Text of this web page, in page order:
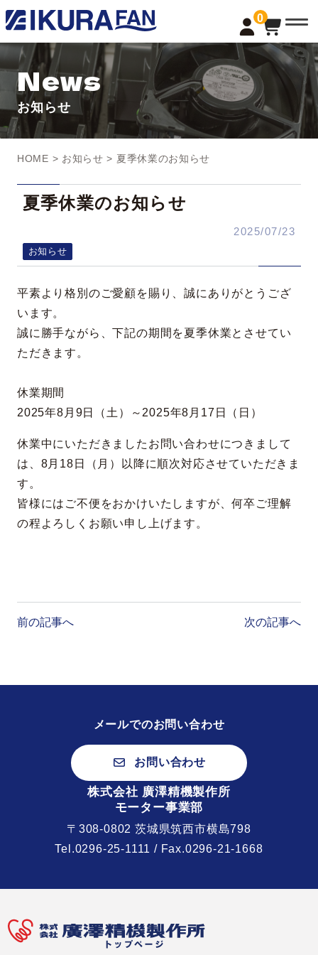
0
t
o
g
l
e
a
v
i
g
a
n
News
お知らせ
HOME > お知らせ > 夏季休業のお知らせ
夏季休業のお知らせ
2025/07/23
お知らせ
平素より格別のご愛顧を賜り、誠にありがとうござ
います。
誠に勝手ながら、下記の期間を夏季休業とさせてい
ただきます。
休業期間
2025年8月9日（土）～2025年8月17日（日）
休業中にいただきましたお問い合わせにつきまして
は、8月18日（月）以降に順次対応させていただきま
す。
皆様にはご不便をおかけいたしますが、何卒ご理解
の程よろしくお願い申し上げます。
稿
ナ
シ
前の記事へ 次の記事へ
メールでのお問い合わせ
お問い合わせ
株式会社 廣澤精機製作所
モーター事業部
〒308-0802 茨城県筑西市横島798
Tel.0296-25-1111 / Fax.0296-21-1668